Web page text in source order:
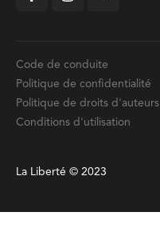
Code de conduite
Politique de confidentialité
Politique de droits d'auteurs
Conditions d'utilisation
La Liberté © 2023